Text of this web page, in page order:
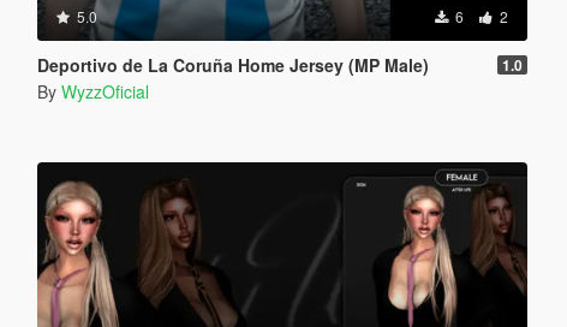
5.0 6 2
Deportivo de La Coruña Home Jersey (MP Male) 1.0
By WyzzOficial